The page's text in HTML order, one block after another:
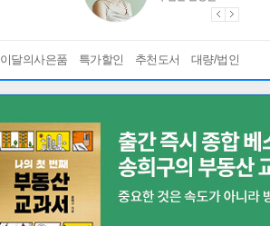
이달의사은품 특가할인 추천도서 대량/법인